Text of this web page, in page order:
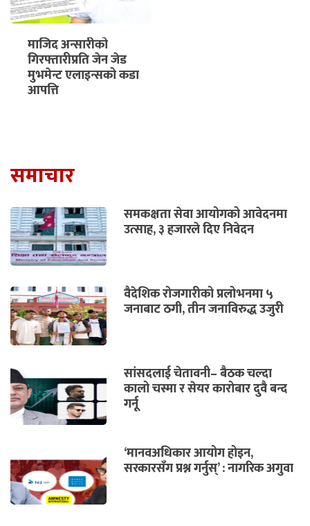
माजिद अन्सारीको
गिरफ्तारीप्रति जेन जेड
मुभमेन्ट एलाइन्सको कडा
आपत्ति
समाचार
समकक्षता सेवा आयोगको आवेदनमा
उत्साह, ३ हजारले दिए निवेदन
वैदेशिक रोजगारीको प्रलोभनमा ५
जनाबाट ठगी, तीन जनाविरुद्ध उजुरी
सांसदलाई चेतावनी– बैठक चल्दा
कालो चस्मा र सेयर कारोबार दुवै बन्द
गर्नू
‘मानवअधिकार आयोग होइन,
सरकारसँग प्रश्न गर्नुस्’ : नागरिक अगुवा